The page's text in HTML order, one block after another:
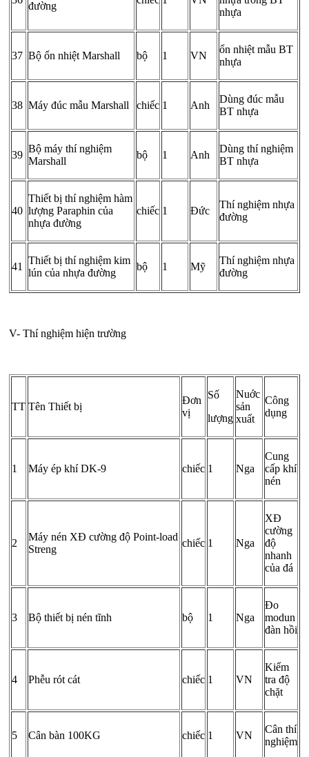
đường
nhựa
37 Bộ ổn nhiệt Marshall bộ 1 VN
ổn nhiệt mẫu BT
nhựa
38 Máy đúc mẫu Marshall chiếc 1 Anh
Dùng đúc mẫu
BT nhựa
39
Bộ máy thí nghiệm
Marshall
bộ 1 Anh
Dùng thí nghiệm
BT nhựa
40
Thiết bị thí nghiệm hàm
lượng Paraphin của
nhựa đường
chiếc 1 Đức
Thí nghiệm nhựa
đường
41
Thiết bị thí nghiệm kim
lún của nhựa đường
bộ 1 Mỹ
Thí nghiệm nhựa
đường
V- Thí nghiệm hiện trường
TT Tên Thiết bị
Đơn
vị
Số
lượng
N­uớc
sản
xuất
Công
dụng
1 Máy ép khí DK-9 chiếc 1 Nga
Cung
cấp khí
nén
2
Máy nén XĐ cường độ Point-load
Streng
chiếc 1 Nga
XĐ
cường
độ
nhanh
của đá
3 Bộ thiết bị nén tĩnh bộ 1 Nga
Đo
modun
đàn hồi
4 Phễu rót cát chiếc 1 VN
Kiểm
tra độ
chặt
5 Cân bàn 100KG chiếc 1 VN
Cân thí
nghiệm